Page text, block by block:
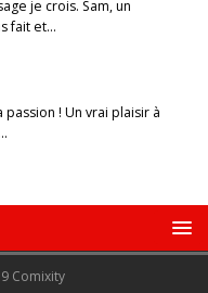
je crois. Sam, un
fait et…
! Un vrai plaisir à
Comixity